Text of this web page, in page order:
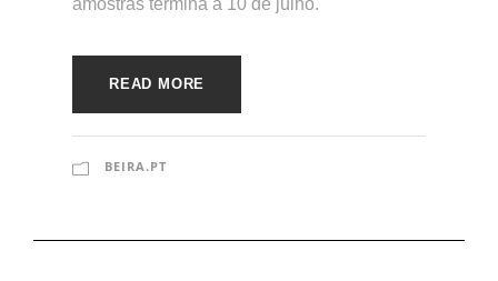
amostras termina a 10 de julho.
READ MORE
BEIRA.PT